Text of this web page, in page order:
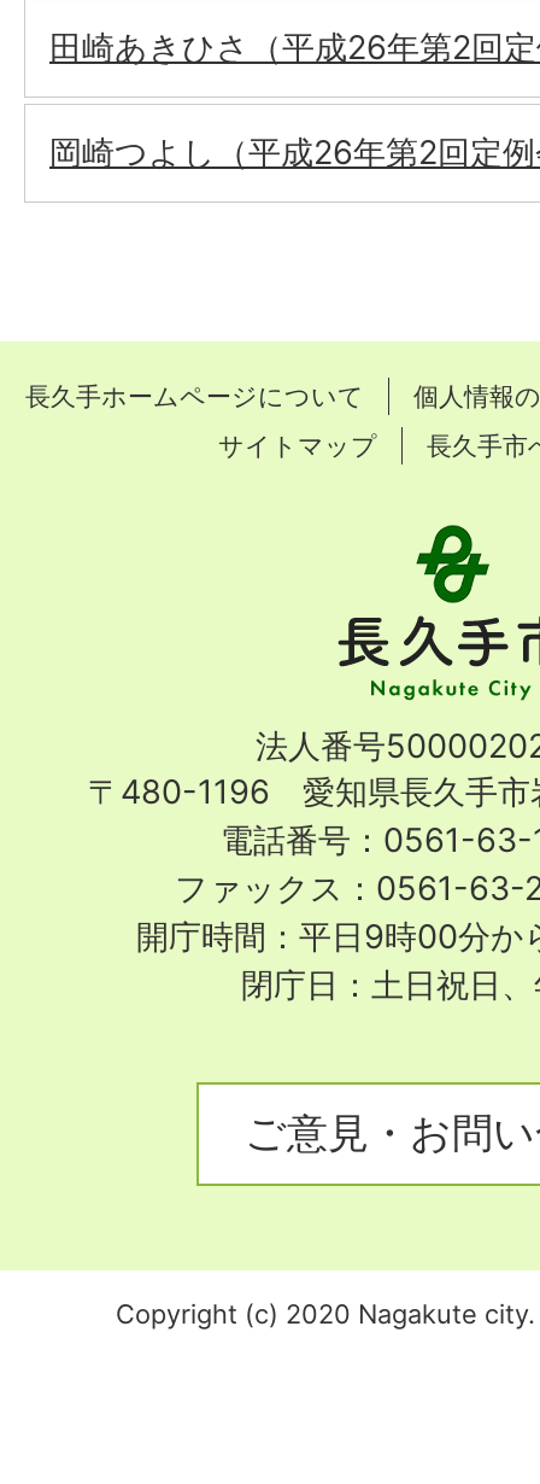
田崎あきひさ（平成26年第2回
岡崎つよし（平成26年第2回定
長久手ホームページについて
個人情報
サイトマップ
長久手市
手
市
City
法人番号
〒480-1196 愛知県長久手市
電話番号：0561-63-
ファックス：0561-63-
開庁時間：平日9時00分か
閉庁日：土日祝日
ご意見・お問
Copyright (c) 2020 Nagakute